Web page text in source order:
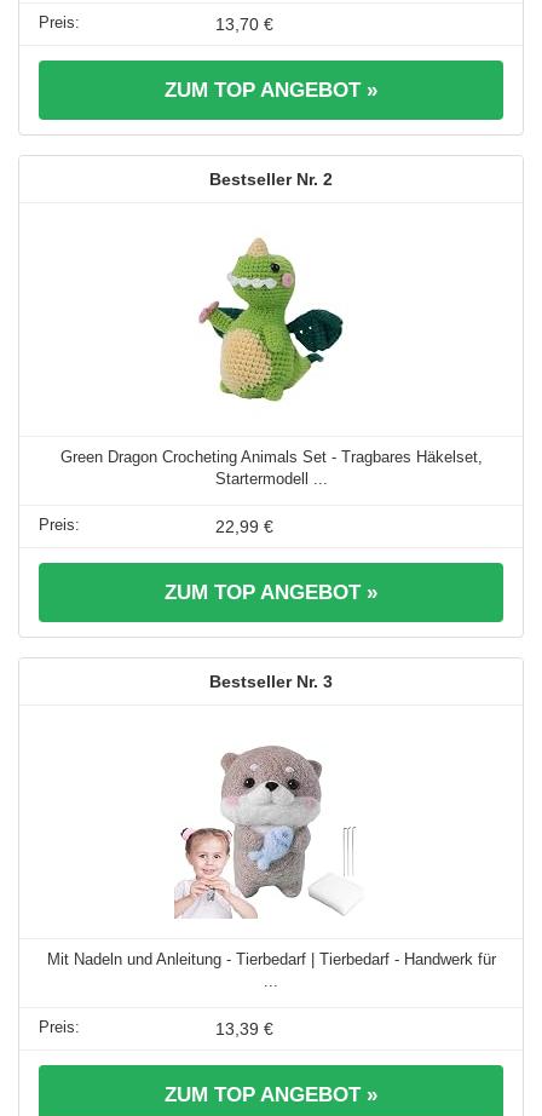
13,70 €
ZUM TOP ANGEBOT »
2
Green Dragon Crocheting Animals Set - Tragbares Häkelset,
Startermodell ...
22,99 €
ZUM TOP ANGEBOT »
3
Mit Nadeln und Anleitung - Tierbedarf | Tierbedarf - Handwerk für
13,39 €
ZUM TOP ANGEBOT »